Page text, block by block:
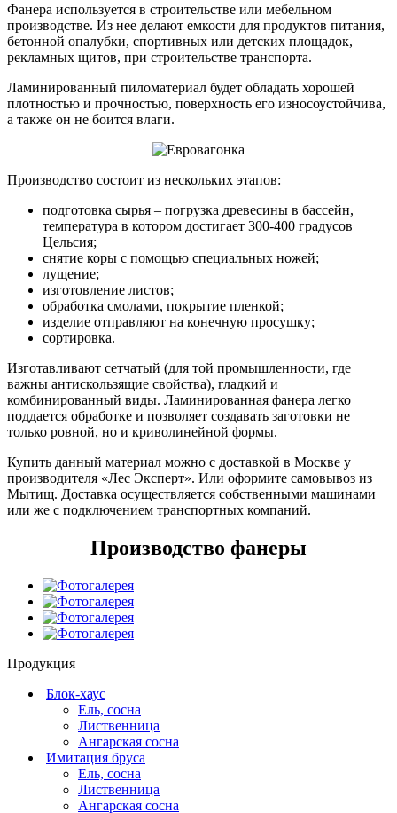
Фанера используется в строительстве или мебельном
производстве. Из нее делают емкости для продуктов питания,
бетонной опалубки, спортивных или детских площадок,
рекламных щитов, при строительстве транспорта.
Ламинированный пиломатериал будет обладать хорошей
плотностью и прочностью, поверхность его износоустойчива,
а также он не боится влаги.
Производство состоит из нескольких этапов:
подготовка сырья – погрузка древесины в бассейн,
температура в котором достигает 300-400 градусов
Цельсия;
снятие коры с помощью специальных ножей;
лущение;
изготовление листов;
обработка смолами, покрытие пленкой;
изделие отправляют на конечную просушку;
сортировка.
Изготавливают сетчатый (для той промышленности, где
важны антискользящие свойства), гладкий и
комбинированный виды. Ламинированная фанера легко
поддается обработке и позволяет создавать заготовки не
только ровной, но и криволинейной формы.
Купить данный материал можно с доставкой в Москве у
производителя «Лес Эксперт». Или оформите самовывоз из
Мытищ. Доставка осуществляется собственными машинами
или же с подключением транспортных компаний.
Производство фанеры
Продукция
Блок-хаус
Ель, сосна
Лиственница
Ангарская сосна
Имитация бруса
Ель, сосна
Лиственница
Ангарская сосна